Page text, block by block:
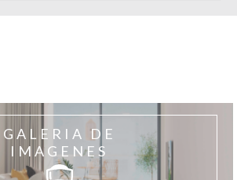
GALERIA DE
IMAGENES